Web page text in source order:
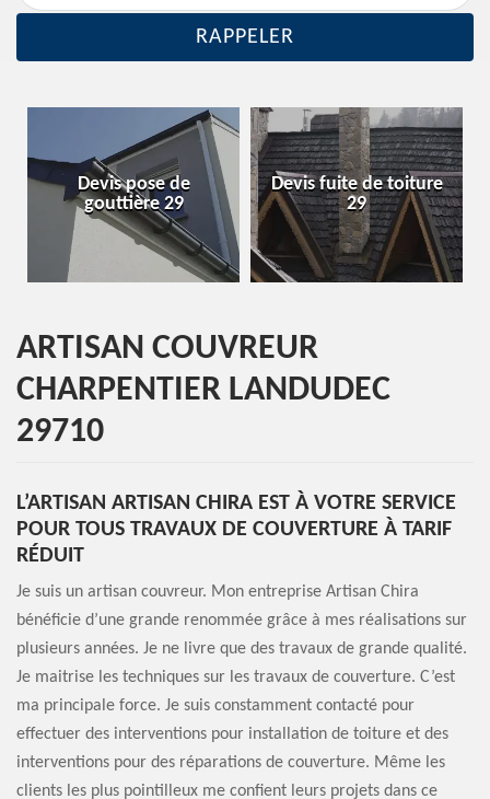
pose de
29
Devis fuite de toiture
29
ARTISAN COUVREUR
CHARPENTIER LANDUDEC
29710
L’ARTISAN ARTISAN CHIRA EST À VOTRE SERVICE
POUR TOUS TRAVAUX DE COUVERTURE À TARIF
RÉDUIT
Je suis un artisan couvreur. Mon entreprise Artisan Chira
bénéficie d’une grande renommée grâce à mes réalisations sur
plusieurs années. Je ne livre que des travaux de grande qualité.
Je maitrise les techniques sur les travaux de couverture. C’est
ma principale force. Je suis constamment contacté pour
effectuer des interventions pour installation de toiture et des
interventions pour des réparations de couverture. Même les
clients les plus pointilleux me confient leurs projets dans ce